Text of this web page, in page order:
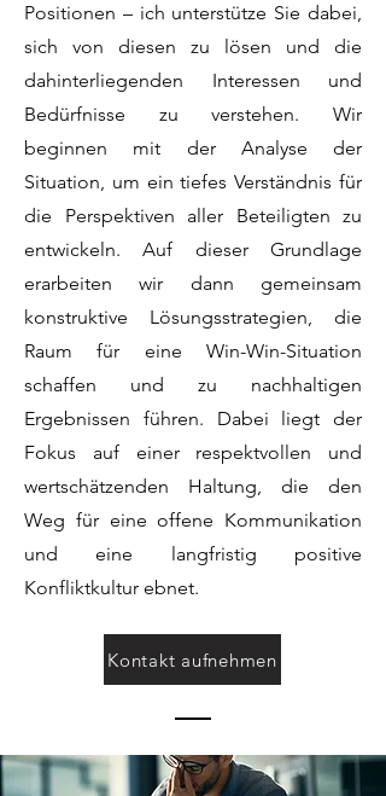
Positionen – ich unterstütze Sie dabei,
sich von diesen zu lösen und die
dahinterliegenden Interessen und
Bedürfnisse zu verstehen. Wir
beginnen mit der Analyse der
Situation, um ein tiefes Verständnis für
die Perspektiven aller Beteiligten zu
entwickeln. Auf dieser Grundlage
erarbeiten wir dann gemeinsam
konstruktive Lösungsstrategien, die
Raum für eine Win-Win-Situation
schaffen und zu nachhaltigen
Ergebnissen führen. Dabei liegt der
Fokus auf einer respektvollen und
wertschätzenden Haltung, die den
Weg für eine offene Kommunikation
und eine langfristig positive
Konfliktkultur ebnet.
Kontakt aufnehmen